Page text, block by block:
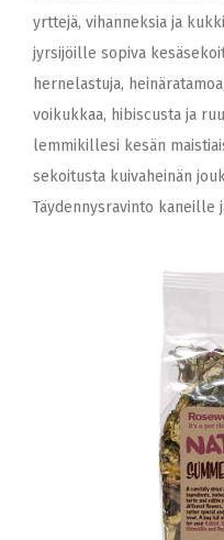
yrttejä, vihanneksia ja
jyrsijöille sopiva
hernelastuja,
voikukkaa, hibiscusta ja
lemmikillesi kesän
sekoitusta kuivaheinän
Täydennysravinto kaneille